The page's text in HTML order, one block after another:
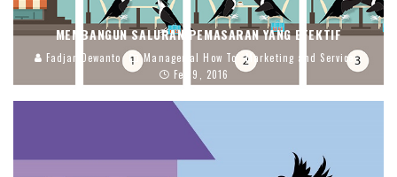
MEMBANGUN SALURAN PEMASARAN YANG EFEKTIF
Fadjar Dewanto Managerial How To
Marketing and Service
Feb 9, 2016